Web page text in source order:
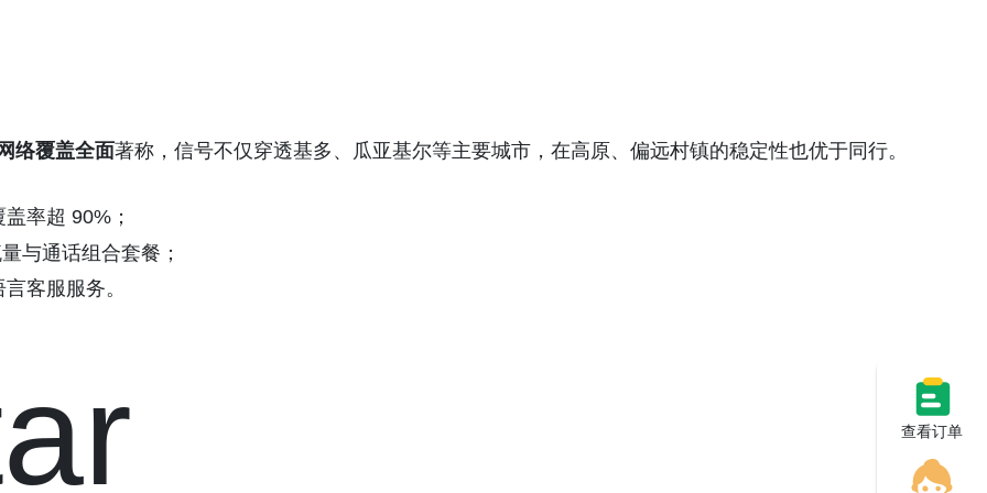
络覆盖全面著称，信号不仅穿透基多、瓜亚基尔等主要城市，在高原、偏远村镇的稳定性也优于同行。
率超 90%；
与通话组合套餐；
客服服务。
查看订单